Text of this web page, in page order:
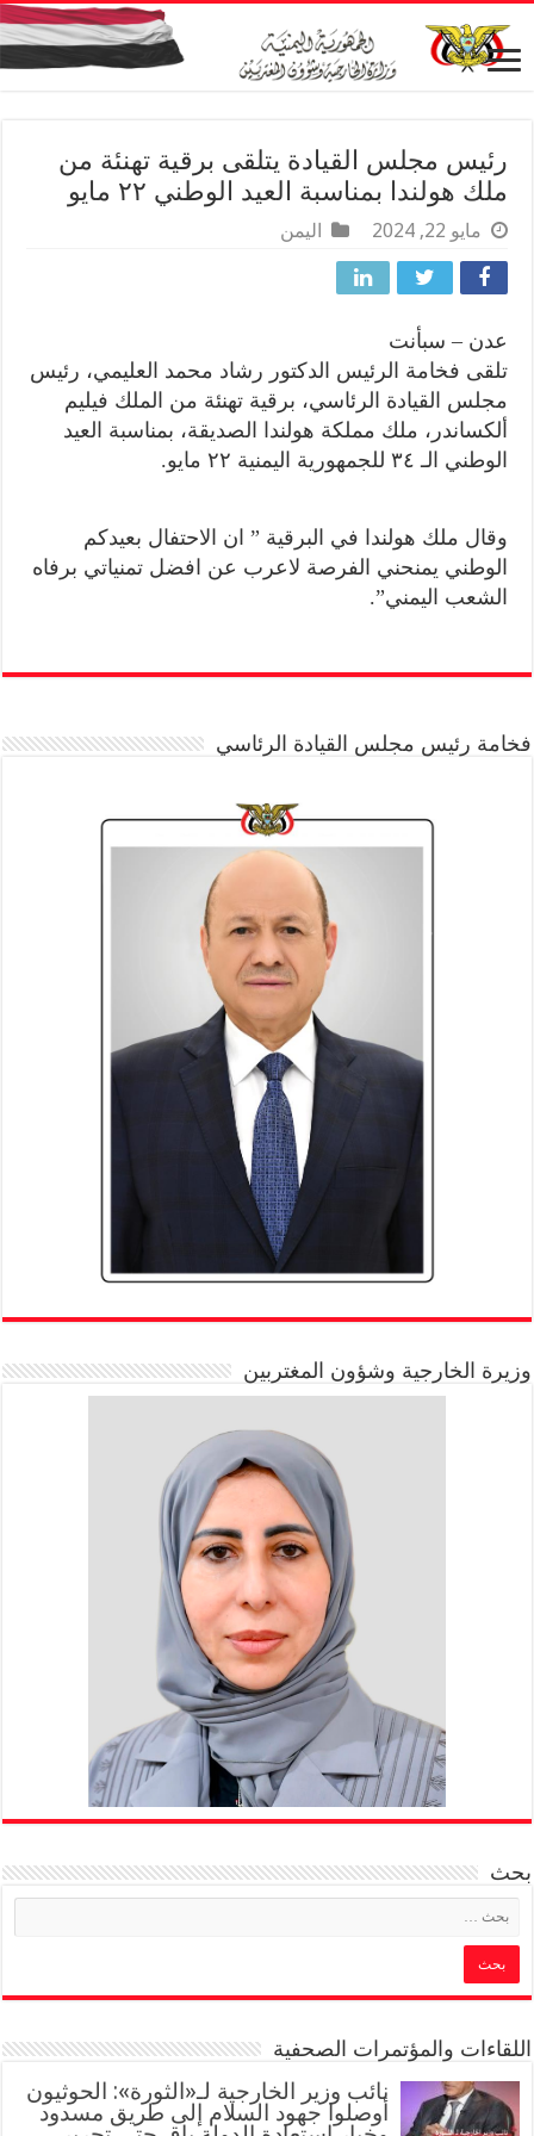
رئيس مجلس القيادة يتلقى برقية تهنئة من
ملك هولندا بمناسبة العيد الوطني ٢٢ مايو
مايو 22, 2024 اليمن
عدن – سبأنت
تلقى فخامة الرئيس الدكتور رشاد محمد العليمي، رئيس
مجلس القيادة الرئاسي، برقية تهنئة من الملك فيليم
ألكساندر، ملك مملكة هولندا الصديقة، بمناسبة العيد
الوطني الـ ٣٤ للجمهورية اليمنية ٢٢ مايو.
وقال ملك هولندا في البرقية ” ان الاحتفال بعيدكم
الوطني يمنحني الفرصة لاعرب عن افضل تمنياتي برفاه
الشعب اليمني”.
فخامة رئيس مجلس القيادة الرئاسي
وزيرة الخارجية وشؤون المغتربين
بحث
اللقاءات والمؤتمرات الصحفية
‏نائب وزير الخارجية لـ«الثورة»: الحوثيون
أوصلوا جهود السلام إلى طريق مسدود